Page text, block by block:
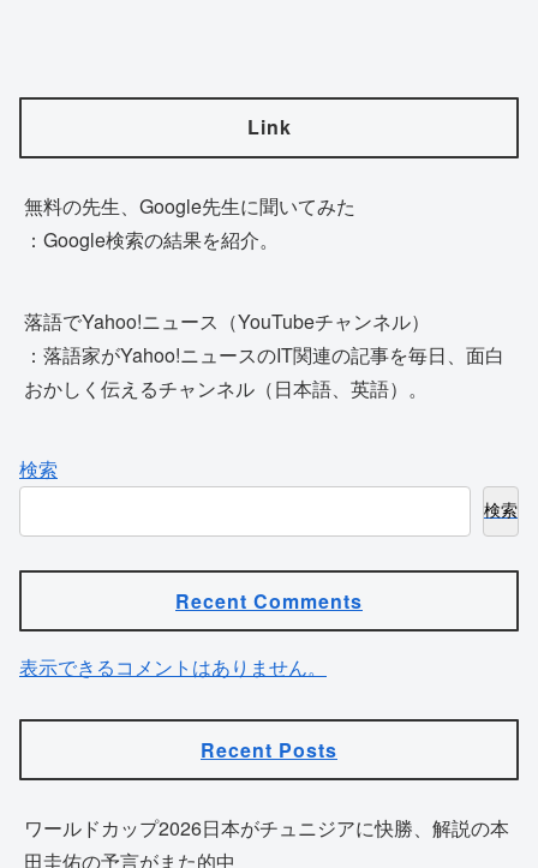
Link
無料の先生、Google先生に聞いてみた
：Google検索の結果を紹介。
落語でYahoo!ニュース（YouTubeチャンネル）
：落語家がYahoo!ニュースのIT関連の記事を毎日、面白
おかしく伝えるチャンネル（日本語、英語）。
検索
検索
Recent Comments
表示できるコメントはありません。
Recent Posts
ワールドカップ2026日本がチュニジアに快勝、解説の本
田圭佑の予言がまた的中